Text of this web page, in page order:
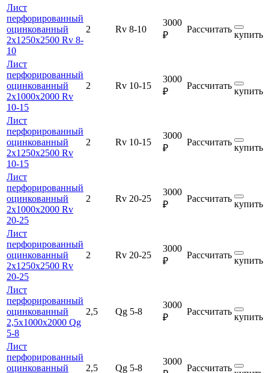
Лист
перфорированный
оцинкованный
2х1250х2500 Rv 8-
10
2 Rv 8-10
3000
₽
Рассчитать
купить
Лист
перфорированный
оцинкованный
2х1000х2000 Rv
10-15
2 Rv 10-15
3000
₽
Рассчитать
купить
Лист
перфорированный
оцинкованный
2х1250х2500 Rv
10-15
2 Rv 10-15
3000
₽
Рассчитать
купить
Лист
перфорированный
оцинкованный
2х1000х2000 Rv
20-25
2 Rv 20-25
3000
₽
Рассчитать
купить
Лист
перфорированный
оцинкованный
2х1250х2500 Rv
20-25
2 Rv 20-25
3000
₽
Рассчитать
купить
Лист
перфорированный
оцинкованный
2,5х1000х2000 Qg
5-8
2,5 Qg 5-8
3000
₽
Рассчитать
купить
Лист
перфорированный
оцинкованный
2,5 Qg 5-8
3000
Рассчитать